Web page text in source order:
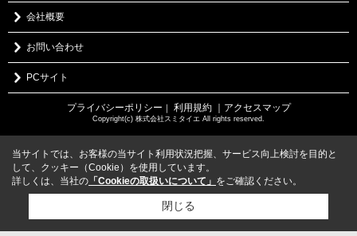
会社概要
お問い合わせ
PCサイト
プライバシーポリシー 利用規約 ｜アクセスマップ
Copyright(c) 株式会社スミタイエ All rights reserved.
当サイトでは、お客様の当サイト利用状況把握、サービス向上検討を目的と
して、クッキー（Cookie）を使用しています。
詳しくは、当社の 「Cookieの取扱いについて」 をご確認ください。
閉じる